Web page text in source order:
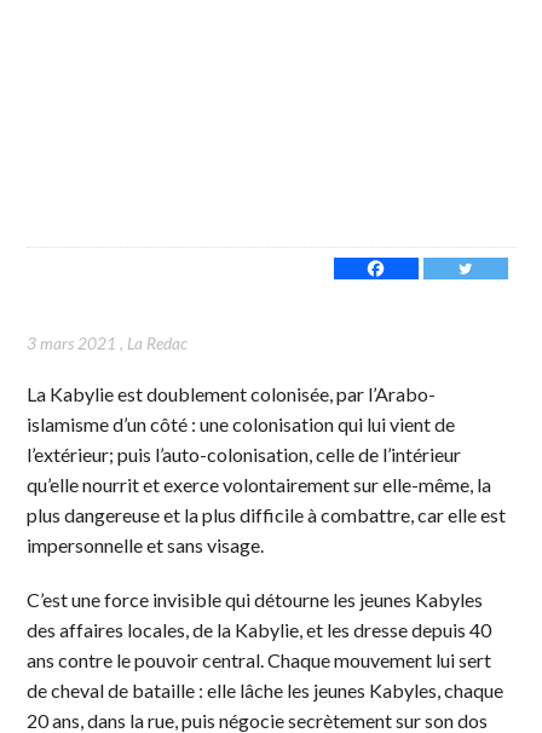
3 mars 2021 , La Redac
La Kabylie est doublement colonisée, par l’Arabo-
islamisme d’un côté : une colonisation qui lui vient de
l’extérieur; puis l’auto-colonisation, celle de l’intérieur
qu’elle nourrit et exerce volontairement sur elle-même, la
plus dangereuse et la plus difficile à combattre, car elle est
impersonnelle et sans visage.
C’est une force invisible qui détourne les jeunes Kabyles
des affaires locales, de la Kabylie, et les dresse depuis 40
ans contre le pouvoir central. Chaque mouvement lui sert
de cheval de bataille : elle lâche les jeunes Kabyles, chaque
20 ans, dans la rue, puis négocie secrètement sur son dos